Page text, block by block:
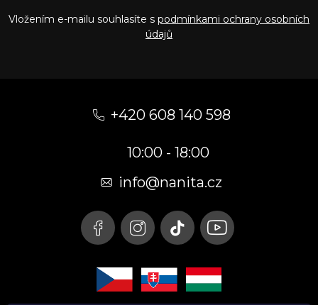
Vložením e-mailu souhlasíte s podmínkami ochrany osobních
údajů
+420 608 140 598
10:00 - 18:00
info@nanita.cz